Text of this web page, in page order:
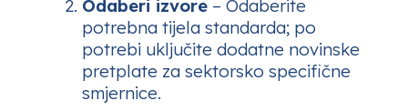
Odaberi izvore – Odaberite
potrebna tijela standarda; po
potrebi uključite dodatne novinske
pretplate za sektorsko specifične
smjernice.